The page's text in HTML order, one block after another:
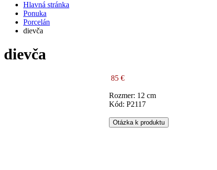
Hlavná stránka
Ponuka
Porcelán
dievča
dievča
85 €
Rozmer: 12 cm
Kód: P2117
Otázka k produktu